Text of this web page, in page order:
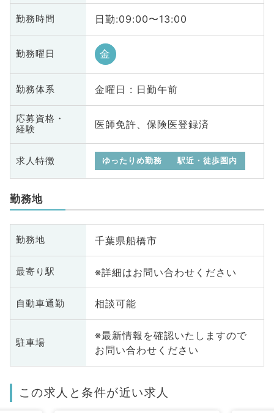
勤務時間 日勤:09:00〜13:00
勤務曜日 金
勤務体系 金曜日 : 日勤午前
応募資格・
経験
医師免許、保険医登録済
求人特徴 ゆったりめ勤務 駅近・徒歩圏内
勤務地
勤務地 千葉県船橋市
最寄り駅 ※詳細はお問い合わせください
自動車通勤 相談可能
駐車場
※最新情報を確認いたしますので
お問い合わせください
この求人と条件が近い求人